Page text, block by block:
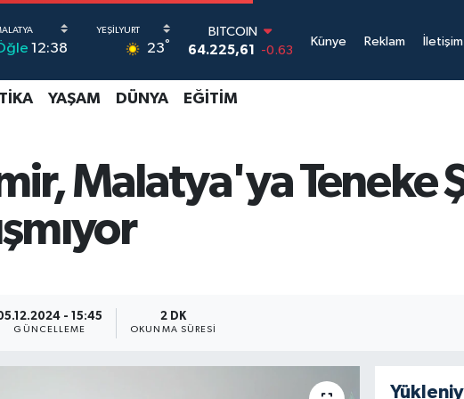
12:38 23°
BITCOIN
64.225,61
-0.63
47,7143
EURO
64,2463
GRAM ALTIN
6510.40
0.45
Künye Reklam İletişim
YAŞAM DÜNYA EĞITIM
Malatya'ya Teneke
- 15:45
GÜNCELLEME
2 DK
OKUNMA SÜRESI